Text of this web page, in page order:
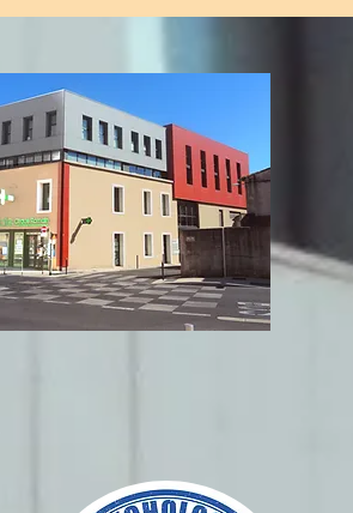
Vous n’avez pas de
médecin traitant ? Une
solution de